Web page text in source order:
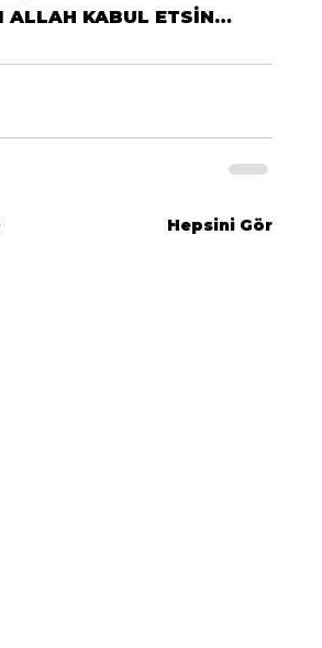
ALLAH KABUL ETSİN…
Hepsini Gör